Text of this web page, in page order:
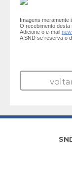
Imagens meramente
O recebimento desta
Adicione o e-mail
A SND se reserva o